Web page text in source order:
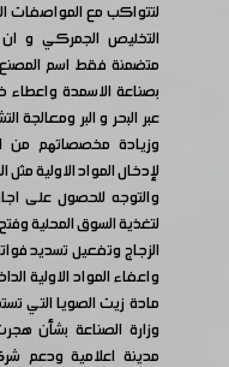
لتتواكب مع المواصفات
التخليص الجمركي و ان
متضمنة فقط اسم المصنع
بصناعة الاسمدة واعطاء
عبر البحر و البر
وزيادة مخصصاتهم من
لإدخال المواد الاولية
لتغذية السوق المحلية
الزجاج وتفعيل تسديد
واعفاء المواد الاولية
مادة زيت الصويا التي
وزارة الصناعة بشأن
مدينة اعلامية ودعم